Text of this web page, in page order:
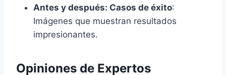
Antes y después: Casos de éxito:
Imágenes que muestran resultados
impresionantes.
Opiniones de Expertos